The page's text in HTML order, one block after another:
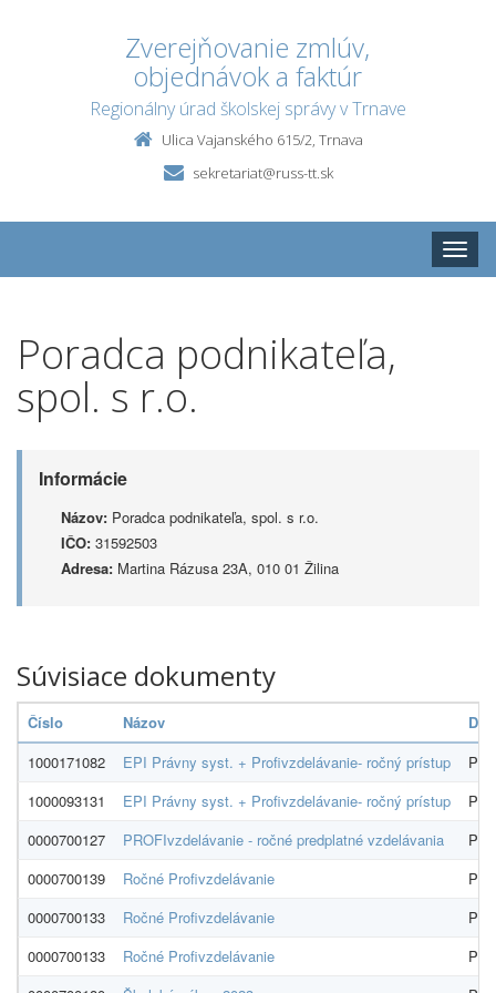
Zverejňovanie zmlúv,
objednávok a faktúr
Regionálny úrad školskej správy v Trnave
Ulica Vajanského 615/2, Trnava
sekretariat@russ-tt.sk
Toggle
Poradca podnikateľa,
spol. s r.o.
Informácie
Názov: Poradca podnikateľa, spol. s r.o.
IČO: 31592503
Adresa: Martina Rázusa 23A, 010 01 Žilina
Súvisiace dokumenty
Číslo Názov
1000171082
EPI Právny syst. + Profivzdelávanie- ročný prístup
1000093131
EPI Právny syst. + Profivzdelávanie- ročný prístup
0000700127
PROFIvzdelávanie - ročné predplatné vzdelávania
0000700139
Ročné Profivzdelávanie
0000700133
Ročné Profivzdelávanie
0000700133
Ročné Profivzdelávanie